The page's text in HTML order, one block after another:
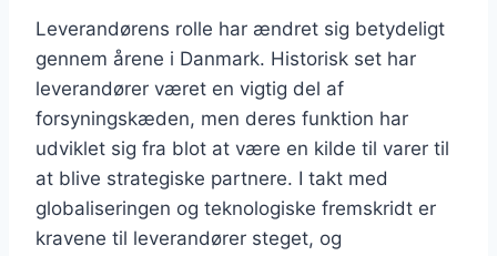
Leverandørens rolle har ændret sig betydeligt
gennem årene i Danmark. Historisk set har
leverandører været en vigtig del af
forsyningskæden, men deres funktion har
udviklet sig fra blot at være en kilde til varer til
at blive strategiske partnere. I takt med
globaliseringen og teknologiske fremskridt er
kravene til leverandører steget, og